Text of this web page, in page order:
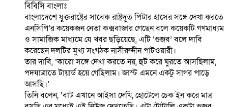
বিবিসি বাংলাঃ
বাংলাদেশে যুক্তরাষ্ট্রের সাবেক রাষ্ট্রদূত পিটার হাসের সঙ্গে দেখা করতে
এনসিপি’র কয়েকজন নেতা কক্সবাজার গেছেন বলে কয়েকটি গণমাধ্যম
ও সামাজিক মাধ্যমে যে খবর ছড়িয়েছে, এটি ‘গুজব’ বলে দাবি
করেছেন দলটির মুখ্য সংগঠক নাসীরুদ্দীন পাটওয়ারী।
তার দাবি, ‘কারো সঙ্গে দেখা করতে নয়, হুট করে ঘুরতে আসছিলাম,
পদযাত্রাতে টায়ার্ড হয়ে গেছিলাম। জাস্ট এমনে একটু সাগর পাড়ে
আসছি।’
তিনি বলেন, ‘বাট এখানে আইসা দেখি, হোটেলে চেক ইন করে মাত্র